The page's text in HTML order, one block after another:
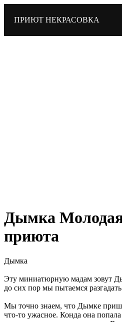
ПРИЮТ НЕКРАСОВКА
Дымка Молодая
приюта
Дымка
Эту миниатюрную мадам зовут
до сих пор мы пытаемся
Мы точно знаем, что Дымке
что-то ужасное. Конда она